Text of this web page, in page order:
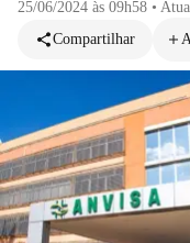
25/06/2024 às 09h58 •
Compartilhar